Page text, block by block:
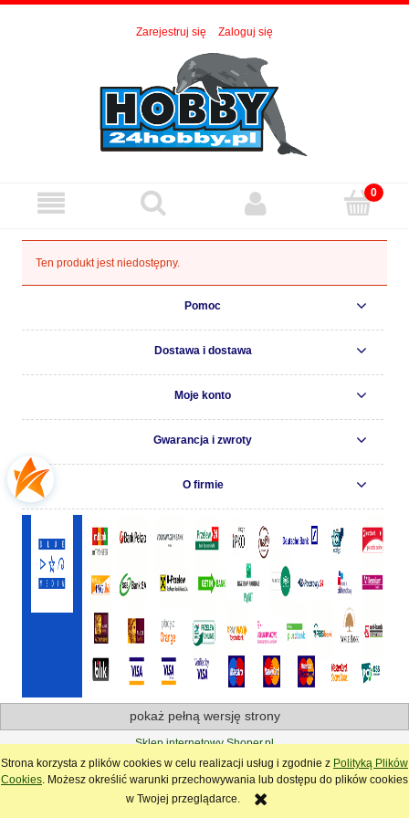
Strona korzysta z plików cookies w celu realizacji usług i zgodnie z Polityką Plików
Cookies. Możesz określić warunki przechowywania lub dostępu do plików cookies
w Twojej przeglądarce.
Zarejestruj się Zaloguj się
Ten produkt jest niedostępny.
Pomoc
Dostawa i dostawa
Moje konto
Gwarancja i zwroty
O firmie
pokaż pełną wersję strony
Sklep internetowy Shoper.pl